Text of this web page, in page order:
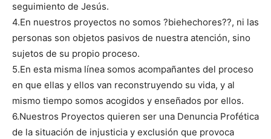
seguimiento de Jesús.
4.En nuestros proyectos no somos ?biehechores??, ni las
personas son objetos pasivos de nuestra atención, sino
sujetos de su propio proceso.
5.En esta misma línea somos acompañantes del proceso
en que ellas y ellos van reconstruyendo su vida, y al
mismo tiempo somos acogidos y enseñados por ellos.
6.Nuestros Proyectos quieren ser una Denuncia Profética
de la situación de injusticia y exclusión que provoca